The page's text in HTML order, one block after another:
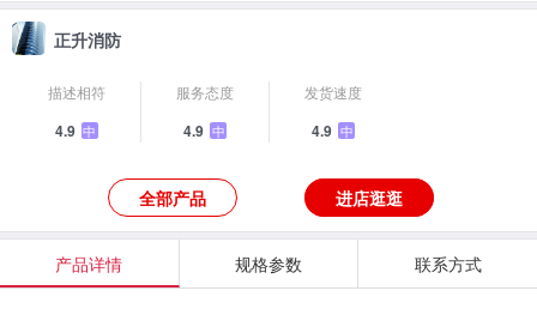
正升消防
描述相符
4.9 中
服务态度
4.9 中
发货速度
4.9 中
全部产品 进店逛逛
产品详情 规格参数 联系方式